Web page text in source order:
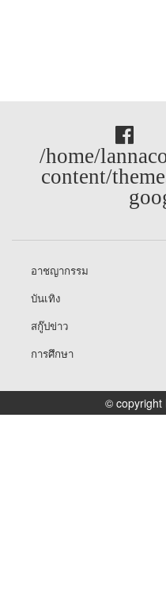
/home/
content/
อาชญากรรม
บันเทิง
สกู๊ปข่าว
การศึกษา
© copyright